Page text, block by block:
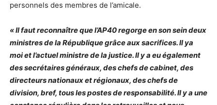
personnels des membres de l’amicale.
« Il faut reconnaître que l’AP40 regorge en son sein deux
ministres de la République grâce aux sacrifices. Il ya
moi et l’actuel ministre de la justice. Il y a eu également
des secrétaires généraux, des chefs de cabinet, des
directeurs nationaux et régionaux, des chefs de
division, bref, tous les postes de responsabilité. Il y a une